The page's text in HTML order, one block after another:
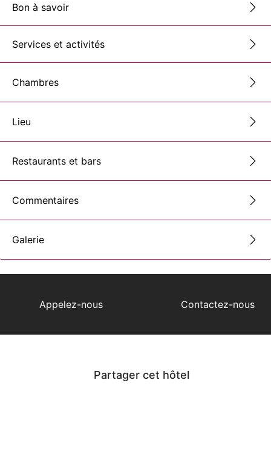
Bon à savoir
Services et activités
Chambres
Lieu
Restaurants et bars
Commentaires
Galerie
Appelez-nous Contactez-nous
Partager cet hôtel